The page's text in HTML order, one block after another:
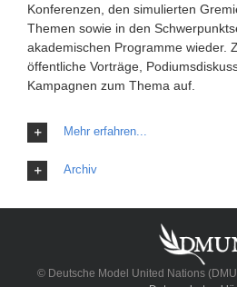
Konferenzen, den simulierten
Themen sowie in den
akademischen Programme wieder.
öffentliche Vorträge,
Kampagnen zum Thema auf.
Mehr erfahren...
Archiv
© Deutsche Model United Nations